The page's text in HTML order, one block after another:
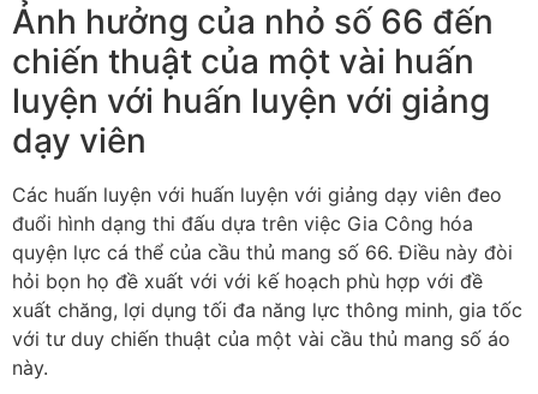
Ảnh hưởng của nhỏ số 66 đến
chiến thuật của một vài huấn
luyện với huấn luyện với giảng
dạy viên
Các huấn luyện với huấn luyện với giảng dạy viên đeo
đuổi hình dạng thi đấu dựa trên việc Gia Công hóa
quyện lực cá thể của cầu thủ mang số 66. Điều này đòi
hỏi bọn họ đề xuất với với kế hoạch phù hợp với đề
xuất chăng, lợi dụng tối đa năng lực thông minh, gia tốc
với tư duy chiến thuật của một vài cầu thủ mang số áo
này.